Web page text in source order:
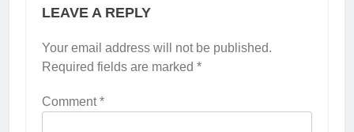
LEAVE A REPLY
Your email address will not be published.
Required fields are marked *
Comment*